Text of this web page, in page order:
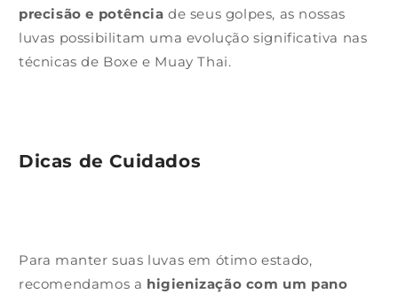
precisão e potência de seus golpes, as nossas
luvas possibilitam uma evolução significativa nas
técnicas de Boxe e Muay Thai.
Dicas de Cuidados
Para manter suas luvas em ótimo estado,
recomendamos a higienização com um pano